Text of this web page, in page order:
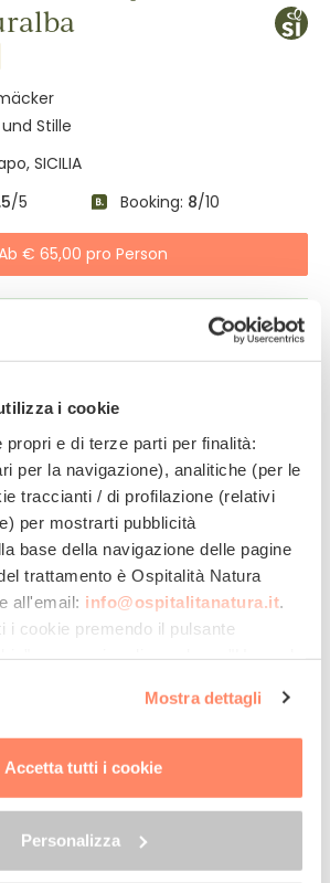
i cookie
e di terze parti per finalità:
per la navigazione), analitiche (per le
traccianti / di profilazione (relativi
per mostrarti pubblicità
base della navigazione delle pagine
trattamento è Ospitalità Natura
all'email: info@ospitalitanatura.it
i cookie premendo il pulsante
Al fine di revocare il consenso
le informazioni complete sul
clicca qui:"gestione cookie"
Mostra dettagli
Accetta tutti i cookie
Personalizza
Stille
SICILIA
/5 Booking: 8/10
€ 65,00 pro Person
ausgezeichnet
Wohnungen
Pionier des intelligenten
/5 Booking:
Struktur anschauen